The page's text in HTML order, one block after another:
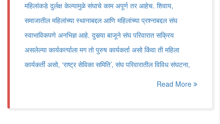
महिलांकडे दुर्लक्ष केल्यामुळे संघाचे काम अपूर्ण तर आहेच. शिवाय,
समाजातील महिलांच्या स्थानाबद्दल आणि महिलांच्या प्रश्नाबद्दल संघ
स्वाभाविकपणे अनभिज्ञ आहे. दुसर्‍या बाजूने संघ परिवारात सक्रिय
असलेल्या कार्यकर्त्याला मग तो पुरुष कार्यकर्ता असो किंवा ती महिला
कार्यकर्ती असो, ‘राष्ट्र सेविका समिति’, संघ परिवारातील विविध संघटना,
Read More